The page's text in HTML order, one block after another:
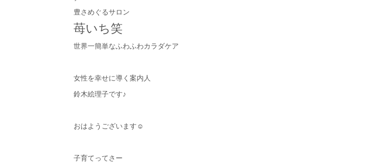
豊さめぐるサロン
苺いち笑
世界一簡単なふわふわカラダケア
女性を幸せに導く案内人
鈴木絵理子です♪
おはようございます☺︎
子育てってさー